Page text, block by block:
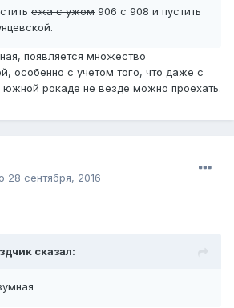
ежа с ужом 906 с 908 и пустить
появляется множество
особенно с учетом того, что даже с
южной рокаде не везде можно проехать.
28 сентября, 2016
сказал: